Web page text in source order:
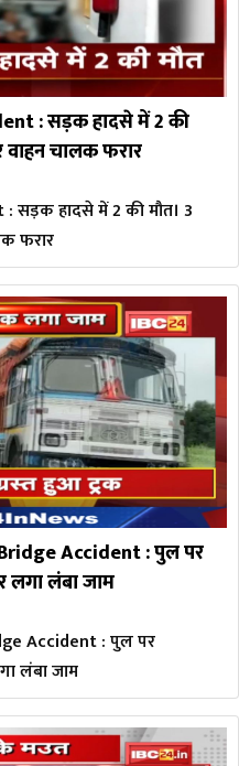
: सड़क हादसे में 2 की
वाहन चालक फरार
सड़क हादसे में 2 की मौत। 3
फरार
Accident : पुल पर
लगा लंबा जाम
Accident : पुल पर
लंबा जाम